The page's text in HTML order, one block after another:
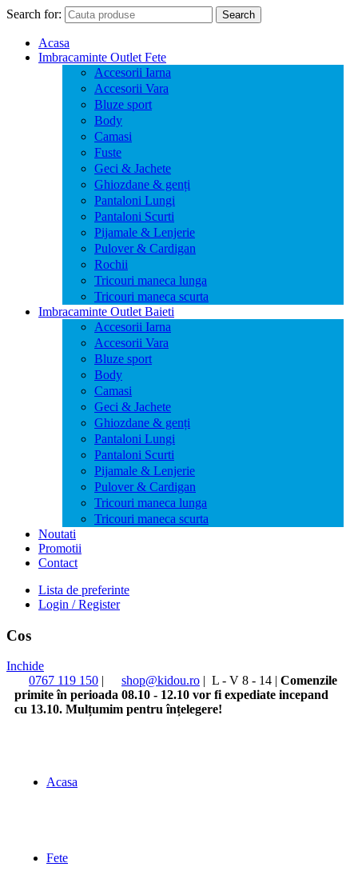
Search for: Search
Acasa
Imbracaminte Outlet Fete
Accesorii Iarna
Accesorii Vara
Bluze sport
Body
Camasi
Fuste
Geci & Jachete
Ghiozdane & genți
Pantaloni Lungi
Pantaloni Scurti
Pijamale & Lenjerie
Pulover & Cardigan
Rochii
Tricouri maneca lunga
Tricouri maneca scurta
Imbracaminte Outlet Baieti
Accesorii Iarna
Accesorii Vara
Bluze sport
Body
Camasi
Geci & Jachete
Ghiozdane & genți
Pantaloni Lungi
Pantaloni Scurti
Pijamale & Lenjerie
Pulover & Cardigan
Tricouri maneca lunga
Tricouri maneca scurta
Noutati
Promotii
Contact
Lista de preferinte
Login / Register
Cos
Inchide
0767 119 150 | shop@kidou.ro | L - V 8 - 14 | Comenzile
primite în perioada 08.10 - 12.10 vor fi expediate incepand
cu 13.10. Mulțumim pentru înțelegere!
Acasa
Fete